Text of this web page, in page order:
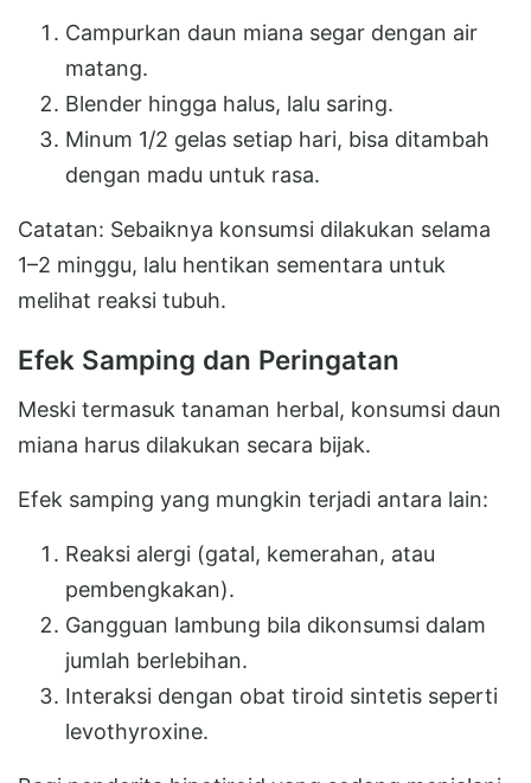
Campurkan daun miana segar dengan air
matang.
Blender hingga halus, lalu saring.
Minum 1/2 gelas setiap hari, bisa ditambah
dengan madu untuk rasa.
Catatan: Sebaiknya konsumsi dilakukan selama
1–2 minggu, lalu hentikan sementara untuk
melihat reaksi tubuh.
Efek Samping dan Peringatan
Meski termasuk tanaman herbal, konsumsi daun
miana harus dilakukan secara bijak.
Efek samping yang mungkin terjadi antara lain:
Reaksi alergi (gatal, kemerahan, atau
pembengkakan).
Gangguan lambung bila dikonsumsi dalam
jumlah berlebihan.
Interaksi dengan obat tiroid sintetis seperti
levothyroxine.